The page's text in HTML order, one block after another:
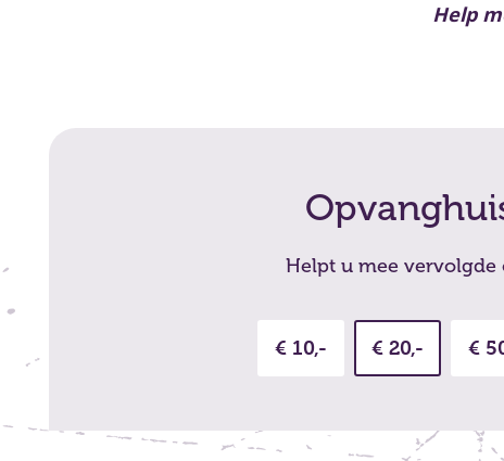
Help
Helpt u mee vervolgde
€ 10,- € 20,- €